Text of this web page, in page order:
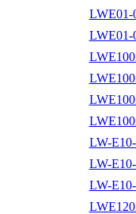
LWE01-
LWE01-
LW-
LW-
LW-